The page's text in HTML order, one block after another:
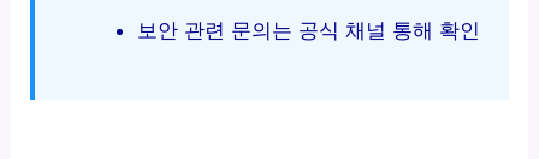
보안 관련 문의는 공식 채널 통해 확인